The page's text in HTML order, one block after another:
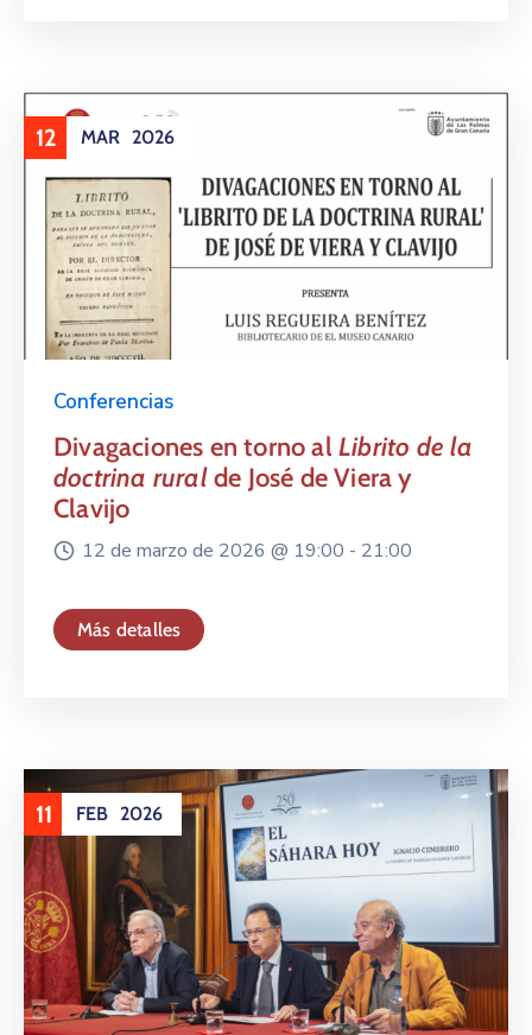
12 MAR 2026
Conferencias
Divagaciones en torno alLibrito de la
doctrina ruralde José de Viera y
Clavijo
12 de marzo de 2026 @ 19:00 - 21:00
Más detalles
11 FEB 2026